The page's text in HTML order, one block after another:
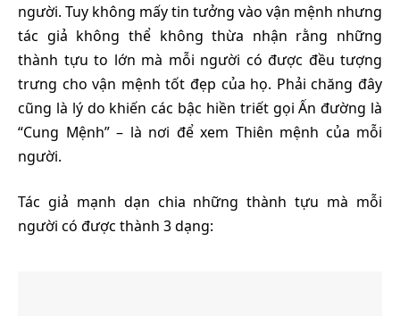
người. Tuy không mấy tin tưởng vào vận mệnh nhưng
tác giả không thể không thừa nhận rằng những
thành tựu to lớn mà mỗi người có được đều tượng
trưng cho vận mệnh tốt đẹp của họ. Phải chăng đây
cũng là lý do khiến các bậc hiền triết gọi Ấn đường là
“Cung Mệnh” – là nơi để xem Thiên mệnh của mỗi
người.
Tác giả mạnh dạn chia những thành tựu mà mỗi
người có được thành 3 dạng: